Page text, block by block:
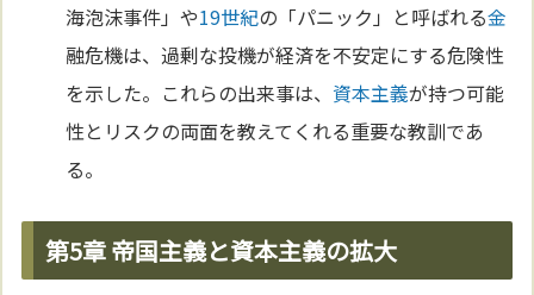
海泡沫事件」や19世紀の「パニック」と呼ばれる金
融危機は、過剰な投機が経済を不安定にする危険性
を示した。これらの出来事は、 資本主義が持つ可能
性とリスクの両面を教えてくれる重要な教訓であ
る。
第5章 帝国主義と資本主義の拡大